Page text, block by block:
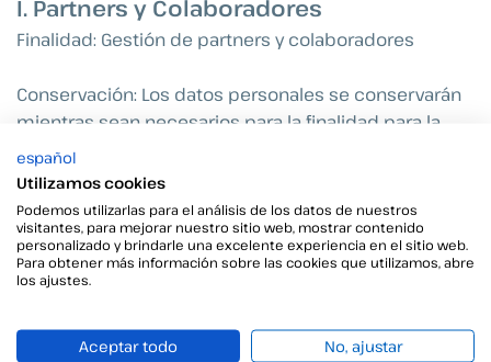
I. Partners y Colaboradores
Finalidad: Gestión de partners y colaboradores
Conservación: Los datos personales se conservarán
mientras sean necesarios para la finalidad para la
que han sido recabados, siendo de aplicación la
normativa sobre contratos civiles y mercantiles.
Legitimación: La base legal para el tratamiento de sus
datos es la ejecución de medidas contractuales o
precontractuales referidas a la participación del
colaboradores (Art.6.1.b del RGPD)
español
Utilizamos cookies
Podemos utilizarlas para el análisis de los datos de nuestros
visitantes, para mejorar nuestro sitio web, mostrar contenido
personalizado y brindarle una excelente experiencia en el sitio web.
Para obtener más información sobre las cookies que utilizamos, abre
los ajustes.
Aceptar todo
No, ajustar